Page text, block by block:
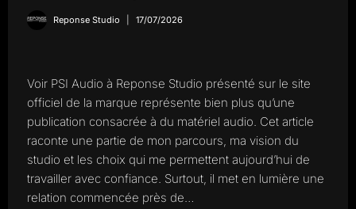
Reponse Studio 17/07/2026
Voir PSI Audio à Reponse Studio présenté sur le site
officiel de la marque représente bien plus qu’une
publication consacrée à du matériel audio. Cet article
raconte une partie de mon parcours, ma vision du
studio et les choix qui me permettent aujourd’hui de
travailler avec confiance. Surtout, il met en lumière une
relation commencée près de…